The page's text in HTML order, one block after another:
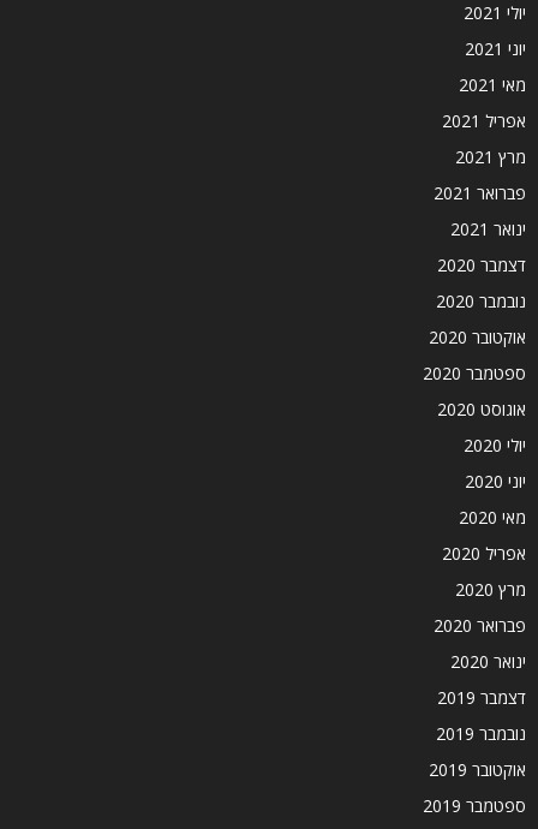
יולי 2021
יוני 2021
מאי 2021
אפריל 2021
מרץ 2021
פברואר 2021
ינואר 2021
דצמבר 2020
נובמבר 2020
אוקטובר 2020
ספטמבר 2020
אוגוסט 2020
יולי 2020
יוני 2020
מאי 2020
אפריל 2020
מרץ 2020
פברואר 2020
ינואר 2020
דצמבר 2019
נובמבר 2019
אוקטובר 2019
ספטמבר 2019